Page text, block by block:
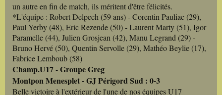
un autre en fin de match, ils méritent d'être félicités.
*L'équipe : Robert Delpech (59 ans) - Corentin Pauliac (29),
Paul Yerby (48), Eric Rezende (50) - Laurent Marty (51), Igor
Paramelle (44), Julien Grosjean (42), Manu Legrand (29) -
Bruno Hervé (50), Quentin Servolle (29), Mathéo Beylie (17),
Fabrice Lemboub (58)
Champ.U17 - Groupe Greg
Montpon Menesplet - GJ Périgord Sud : 0-3
Belle victoire à l'extérieur de l'une de nos équipes U17